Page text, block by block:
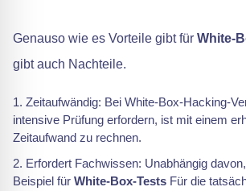
Genauso wie es Vorteile gibt für White-
gibt auch Nachteile.
Zeitaufwändig: Bei White-Box-Hacking-
intensive Prüfung erfordern, ist mit einem
Zeitaufwand zu rechnen.
Erfordert Fachwissen: Unabhängig
Beispiel für White-Box-Tests Für die